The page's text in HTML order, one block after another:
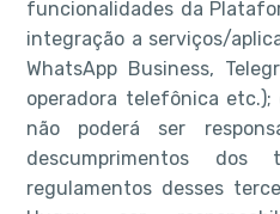
funcionalidades da
integração a serviços/
WhatsApp Business,
operadora telefônica
não poderá ser
descumprimentos
regulamentos desses